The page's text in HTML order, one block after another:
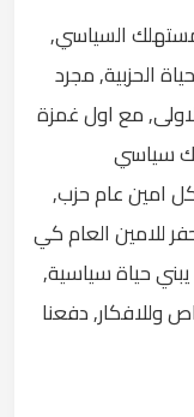
السياسي,
الحزبية, مجرد
مع اول غمزة
سياسي
امين عام حزب,
للامين العام كي
حياة سياسية,
وللافكار, دفعنا